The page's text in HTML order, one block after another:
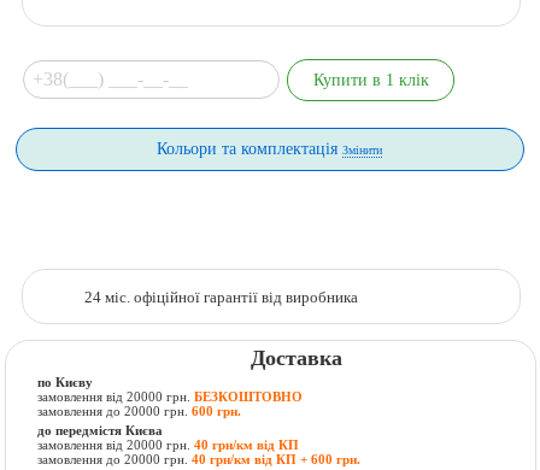
Кольори та комплектаціяЗмінити
24 міс. офіційної гарантії від виробника
Доставка
по Києву
замовлення від 20000 грн.БЕЗКОШТОВНО
замовлення до 20000 грн.600 грн.
до передмістя Києва
замовлення від 20000 грн.40 грн/км від КП
замовлення до 20000 грн.40 грн/км від КП + 600 грн.